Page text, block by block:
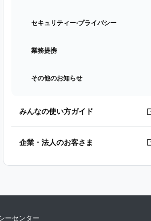
セキュリティー⋅プライバシー
業務提携
その他のお知らせ
みんなの使い方ガイド
企業・法人のお客さま
ーセンター